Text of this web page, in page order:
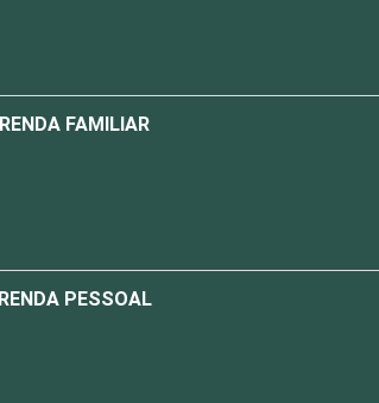
RENDA FAMILIAR
RENDA PESSOAL